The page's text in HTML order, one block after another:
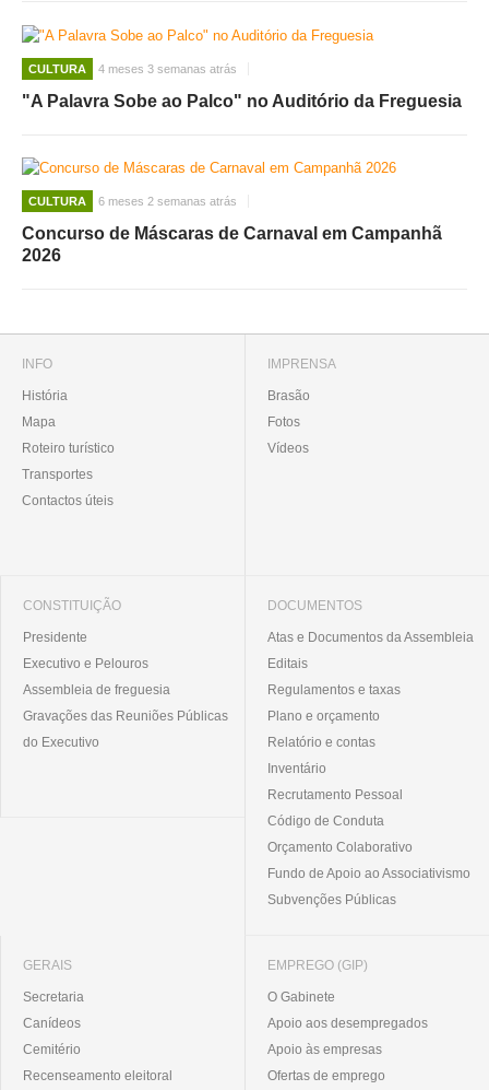
CULTURA 4 meses 3 semanas atrás
"A Palavra Sobe ao Palco" no Auditório da Freguesia
CULTURA 6 meses 2 semanas atrás
Concurso de Máscaras de Carnaval em Campanhã
2026
INFO
História
Mapa
Roteiro turístico
Transportes
Contactos úteis
IMPRENSA
Brasão
Fotos
Vídeos
CONSTITUIÇÃO
Presidente
Executivo e Pelouros
Assembleia de freguesia
Gravações das Reuniões Públicas
do Executivo
DOCUMENTOS
Atas e Documentos da Assembleia
Editais
Regulamentos e taxas
Plano e orçamento
Relatório e contas
Inventário
Recrutamento Pessoal
Código de Conduta
Orçamento Colaborativo
Fundo de Apoio ao Associativismo
Subvenções Públicas
GERAIS
Secretaria
Canídeos
Cemitério
Recenseamento eleitoral
EMPREGO (GIP)
O Gabinete
Apoio aos desempregados
Apoio às empresas
Ofertas de emprego